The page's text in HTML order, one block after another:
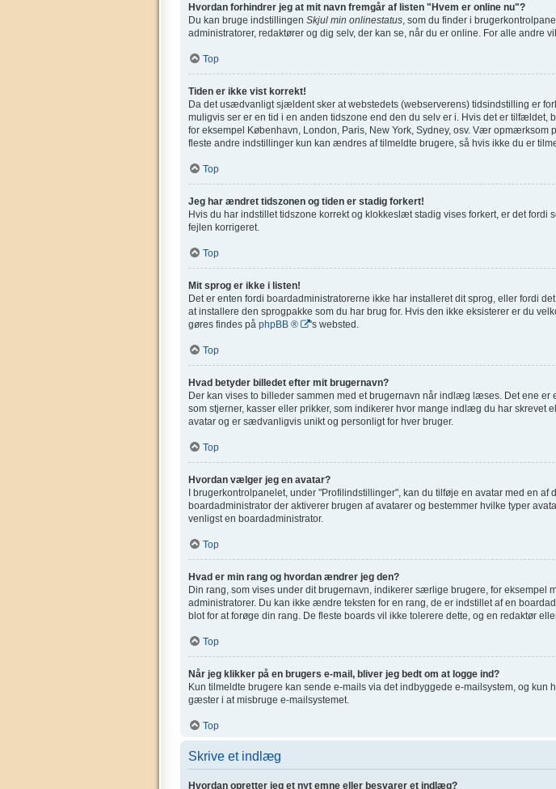
Hvordan forhindrer jeg at mit navn fremgår af listen "Hvem er online nu"?
Du kan bruge indstillingen Skjul min onlinestatus , som du finder i
administratorer, redaktører og dig selv, der kan se, når du er online. For alle andre
Top
Tiden er ikke vist korrekt!
Da det usædvanligt sjældent sker at webstedets (webserverens) tidsindstilling er
muligvis ser er en tid i en anden tidszone end den du selv er i. Hvis det er tilfældet,
for eksempel København, London, Paris, New York, Sydney, osv. Vær
fleste andre indstillinger kun kan ændres af tilmeldte brugere, så hvis ikke du er
Top
Jeg har ændret tidszonen og tiden er stadig forkert!
Hvis du har indstillet tidszone korrekt og klokkeslæt stadig vises forkert, er det
fejlen korrigeret.
Top
Mit sprog er ikke i listen!
Det er enten fordi boardadministratorerne ikke har installeret dit sprog, eller fordi
at installere den sprogpakke som du har brug for. Hvis den ikke eksisterer er du
gøres findes på phpBB ® 's websted.
Top
Hvad betyder billedet efter mit brugernavn?
Der kan vises to billeder sammen med et brugernavn når indlæg læses. Det ene
som stjerner, kasser eller prikker, som indikerer hvor mange indlæg du har skrevet
avatar og er sædvanligvis unikt og personligt for hver bruger.
Top
Hvordan vælger jeg en avatar?
I brugerkontrolpanelet, under "Profilindstillinger", kan du tilføje en avatar med en
boardadministrator der aktiverer brugen af avatarer og bestemmer hvilke typer
venligst en boardadministrator.
Top
Hvad er min rang og hvordan ændrer jeg den?
Din rang, som vises under dit brugernavn, indikerer særlige brugere, for eksempel
administratorer. Du kan ikke ændre teksten for en rang, de er indstillet af en
blot for at forøge din rang. De fleste boards vil ikke tolerere dette, og en redaktør
Top
Når jeg klikker på en brugers e-mail, bliver jeg bedt om at logge ind?
Kun tilmeldte brugere kan sende e-mails via det indbyggede e-mailsystem, og
gæster i at misbruge e-mailsystemet.
Top
Skrive et indlæg
Hvordan opretter jeg et nyt emne eller besvarer et indlæg?